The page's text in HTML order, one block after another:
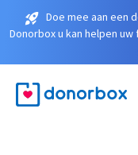
Doe mee aan een
Donorbox u kan helpen